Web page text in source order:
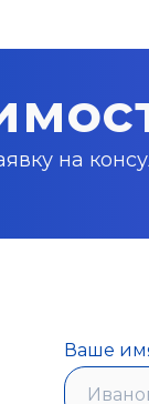
на
Ваше